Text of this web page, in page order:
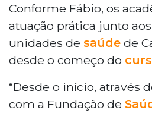
Conforme Fábio, os
atuação prática junto
unidades de saúde de
desde o começo do
“Desde o início, através
com a Fundação de